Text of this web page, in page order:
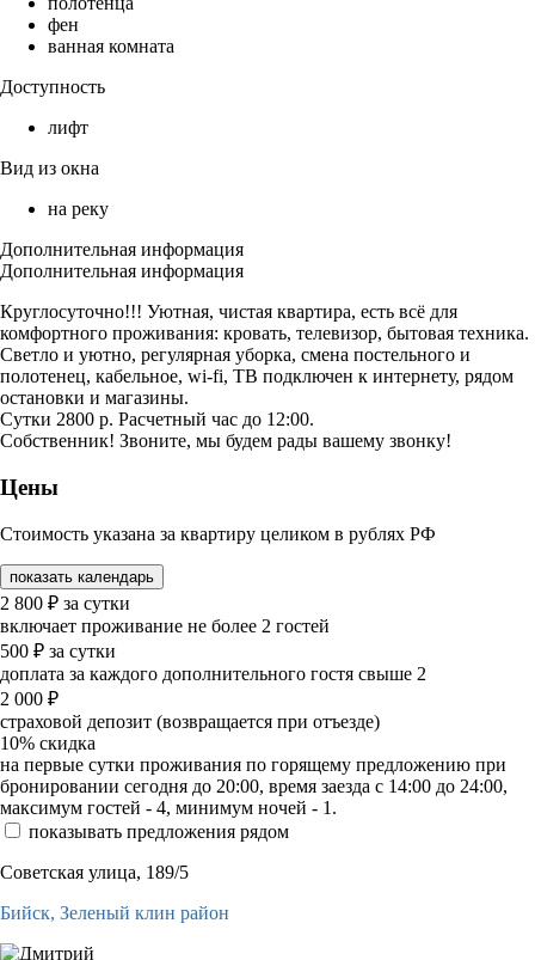
фен
ванная комната
Доступность
лифт
Вид из окна
на реку
Дополнительная информация
Дополнительная информация
Круглосуточно!!! Уютная, чистая квартира, есть всё для
комфортного проживания: кровать, телевизор, бытовая техника.
Светло и уютно, pегуляpнaя убopка, сменa постeльного и
полотeнец, кабельное, wi-fi, ТВ подключен к интернету, рядом
остановки и магазины.
Сутки 2800 р. Расчетный час до 12:00.
Собственник! Звоните, мы будем рады вашему звонку!
Цены
Стоимость указана за квартиру целиком в рублях РФ
показать календарь
2 800 ₽ за сутки
включает проживание не более 2 гостей
500 ₽ за сутки
доплата за каждого дополнительного гостя свыше 2
2 000 ₽
страховой депозит (возвращается при отъезде)
10% скидка
на первые сутки проживания по горящему предложению при
бронировании сегодня до 20:00, время заезда с 14:00 до 24:00,
максимум гостей - 4, минимум ночей - 1.
показывать предложения рядом
Советская улица, 189/5
Бийск, Зеленый клин район